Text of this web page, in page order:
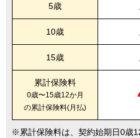
5歳
10歳
15歳
累計保険料
0歳〜15歳12か月
の累計保険料(月払)
累計保険料は、契約始期日0歳